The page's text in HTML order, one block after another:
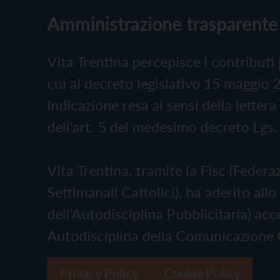
Amministrazione trasparente
Vita Trentina percepisce i
cui al decreto legislativo 15 maggio
Indicazione resa ai sensi della
dell'art. 5 del medesimo decreto Lgs.
Vita Trentina, tramite la Fisc
Settimanali Cattolici), ha aderito
dell'Autodisciplina Pubblicitaria)
Autodisciplina della Comunicazione